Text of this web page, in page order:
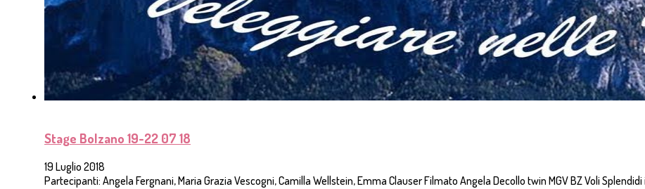
Stage Bolzano 19-22 07 18
19 Luglio 2018
Partecipanti: Angela Fergnani, Maria Grazia Vescogni, Camilla Wellstein, Emma Clauser Filmato Angela Decollo twin MGV BZ Voli Splendidi